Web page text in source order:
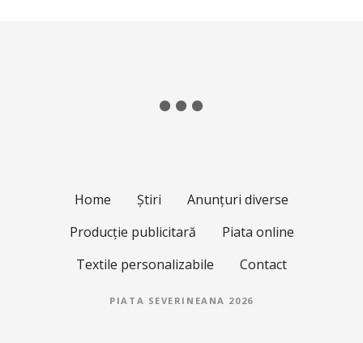
Home Știri
Anunțuri diverse
Producție publicitară
Piata online
Textile personalizabile
Contact
PIATA SEVERINEANA 2026